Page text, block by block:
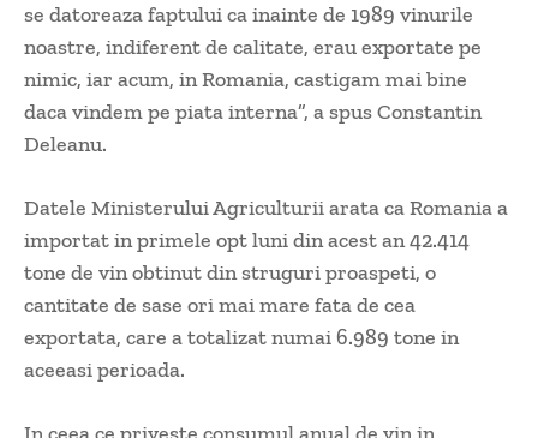
se datoreaza faptului ca inainte de 1989 vinurile
noastre, indiferent de calitate, erau exportate pe
nimic, iar acum, in Romania, castigam mai bine
daca vindem pe piata interna”, a spus Constantin
Deleanu.
Datele Ministerului Agriculturii arata ca Romania a
importat in primele opt luni din acest an 42.414
tone de vin obtinut din struguri proaspeti, o
cantitate de sase ori mai mare fata de cea
exportata, care a totalizat numai 6.989 tone in
aceeasi perioada.